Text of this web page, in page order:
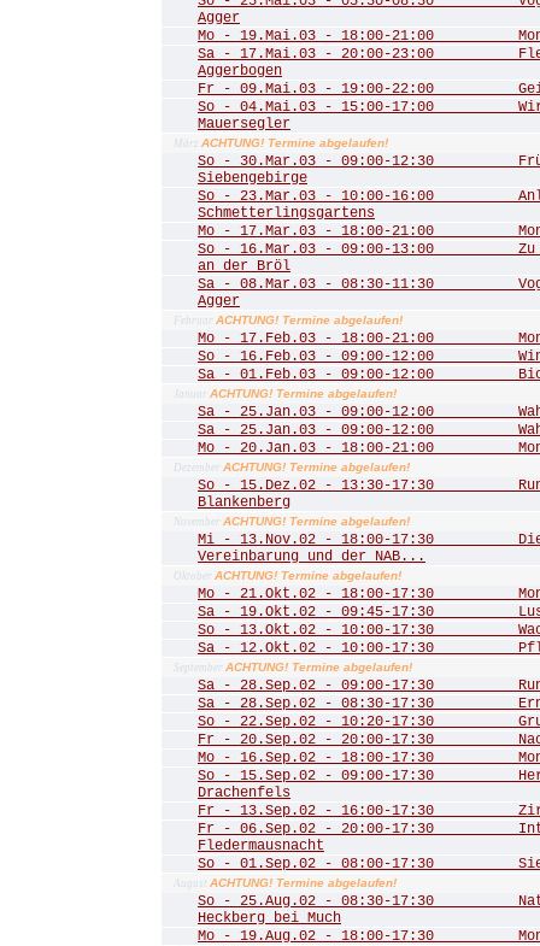
Agger
Mo - 19.Mai.03 - 18:00-21:00
Sa - 17.Mai.03 - 20:00-23:00
Aggerbogen
Fr - 09.Mai.03 - 19:00-22:00
So - 04.Mai.03 - 15:00-17:00 Wir
Mauersegler
März ACHTUNG! Termine abgelaufen!
So - 30.Mar.03 - 09:00-12:30
Siebengebirge
So - 23.Mar.03 - 10:00-16:00
Schmetterlingsgartens
Mo - 17.Mar.03 - 18:00-21:00
So - 16.Mar.03 - 09:00-13:00 Zu
an der Bröl
Sa - 08.Mar.03 - 08:30-11:30
Agger
Februar ACHTUNG! Termine abgelaufen!
Mo - 17.Feb.03 - 18:00-21:00
So - 16.Feb.03 - 09:00-12:00
Sa - 01.Feb.03 - 09:00-12:00
Januar ACHTUNG! Termine abgelaufen!
Sa - 25.Jan.03 - 09:00-12:00
Sa - 25.Jan.03 - 09:00-12:00
Mo - 20.Jan.03 - 18:00-21:00
Dezember ACHTUNG! Termine abgelaufen!
So - 15.Dez.02 - 13:30-17:30 Rund
Blankenberg
November ACHTUNG! Termine abgelaufen!
Mi - 13.Nov.02 - 18:00-17:30 Die
Vereinbarung und der NAB...
Oktober ACHTUNG! Termine abgelaufen!
Mo - 21.Okt.02 - 18:00-17:30
Sa - 19.Okt.02 - 09:45-17:30 Lust
So - 13.Okt.02 - 10:00-17:30
Sa - 12.Okt.02 - 10:00-17:30
September ACHTUNG! Termine abgelaufen!
Sa - 28.Sep.02 - 09:00-17:30 Rund
Sa - 28.Sep.02 - 08:30-17:30
So - 22.Sep.02 - 10:20-17:30
Fr - 20.Sep.02 - 20:00-17:30
Mo - 16.Sep.02 - 18:00-17:30
So - 15.Sep.02 - 09:00-17:30
Drachenfels
Fr - 13.Sep.02 - 16:00-17:30
Fr - 06.Sep.02 - 20:00-17:30
Fledermausnacht
So - 01.Sep.02 - 08:00-17:30
August ACHTUNG! Termine abgelaufen!
So - 25.Aug.02 - 08:30-17:30
Heckberg bei Much
Mo - 19.Aug.02 - 18:00-17:30